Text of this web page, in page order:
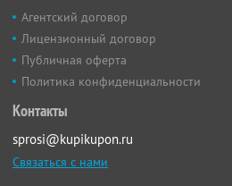
Агентский договор
Лицензионный договор
Публичная оферта
Политика конфиденциальности
Контакты
sprosi@kupikupon.ru
Связаться с нами